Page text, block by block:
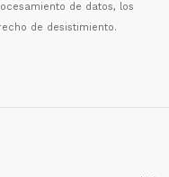
de datos, los
de desistimiento.